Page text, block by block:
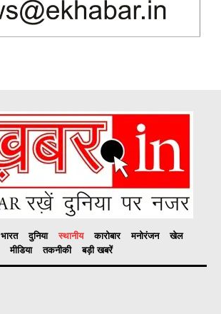
भारत दुनिया स्थानीय कारोबार मनोरंजन
खेल
मीडिया
तकनीकी बड़ी खबरें